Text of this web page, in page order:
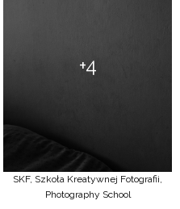
+4
SKF, Szkoła Kreatywnej Fotografii,
Photography School